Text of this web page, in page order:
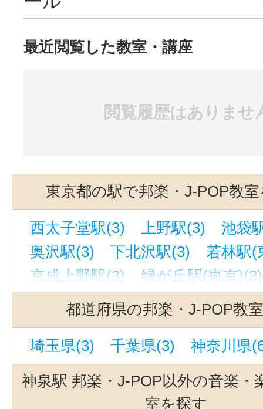
最近閲覧した教室・講座
閲覧履歴はありませ
東京都の駅で邦楽・J-POP教
西太子堂駅(3) 上野駅(3)
池袋
奥沢駅(3)
下北沢駅(3)
若林駅(
京成上野駅(3)
緑が丘駅(東京)(3)
池ノ上駅(3)
恵比寿駅(東京)(3)
有楽町駅(3)
東北沢駅(3)
中目
町田駅(3)
渋谷駅(3)
三軒茶屋
銀座駅(3)
世田谷代田駅(3)
代
吉祥寺駅(3)
都道府県の邦楽・J-POP教
埼玉県(3) 千葉県(3)
神奈川県
神泉駅 邦楽・J-POP以外の音楽・
室を探す